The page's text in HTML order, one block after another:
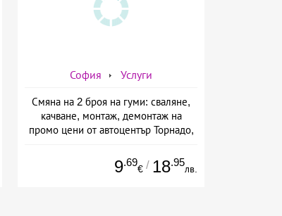
София Услуги
Смяна на 2 броя на гуми: сваляне,
качване, монтаж, демонтаж на
промо цени от автоцентър Торнадо,
9.69
€ / 18.95
лв.